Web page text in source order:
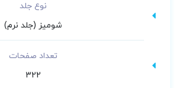
نوع جلد
شومیز (جلد نرم)
تعداد صفحات
322